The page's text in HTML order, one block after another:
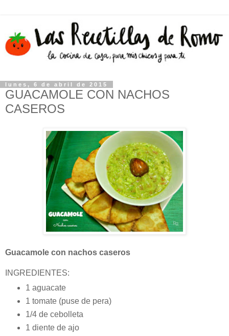
lunes, 6 de abril de 2015
GUACAMOLE CON NACHOS
CASEROS
Guacamole con nachos caseros
INGREDIENTES:
1 aguacate
1 tomate (puse de pera)
1/4 de cebolleta
1 diente de ajo